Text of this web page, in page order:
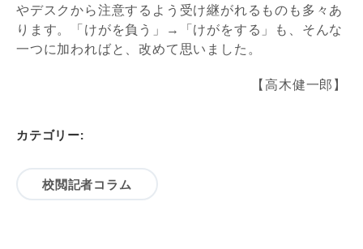
やデスクから注意するよう受け継がれるものも多々あ
ります。「けがを負う」→「けがをする」も、そんな
一つに加わればと、改めて思いました。
【高木健一郎】
カテゴリー:
校閲記者コラム